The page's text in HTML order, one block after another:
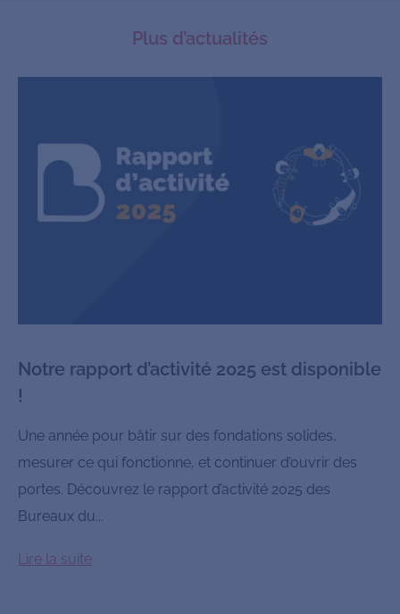
Plus d’actualités
Notre rapport d’activité 2025 est disponible
!
Une année pour bâtir sur des fondations solides,
mesurer ce qui fonctionne, et continuer d’ouvrir des
portes. Découvrez le rapport d’activité 2025 des
Bureaux du...
Lire la suite